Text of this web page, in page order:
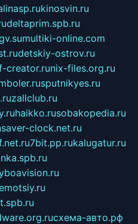
kinosvin.ru
deltaprim.spb.ru
multiki-online.com
detskiy-ostrov.ru
creator.runix-files.org.ru
sputnikyes.ru
zallclub.ru
haikko.rusobakopedia.ru
clock.net.ru
7bit.pp.rukalugatur.ru
схема-авто.рф